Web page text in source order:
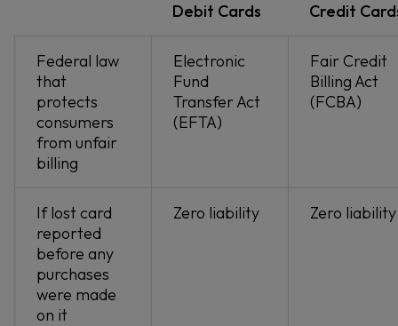
Debit Cards Credit
Federal law
that
protects
consumers
from unfair
billing
Electronic
Fund
Transfer Act
(EFTA)
Fair Credit
Billing Act
(FCBA)
If lost card
reported
before any
purchases
were made
on it
Zero liability Zero liability